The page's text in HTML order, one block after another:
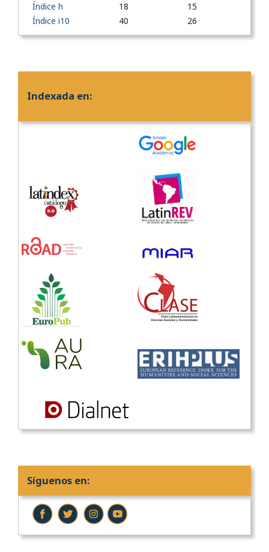
Índice h
18
15
Índice i10
40 26
Indexada en:
Síguenos en: